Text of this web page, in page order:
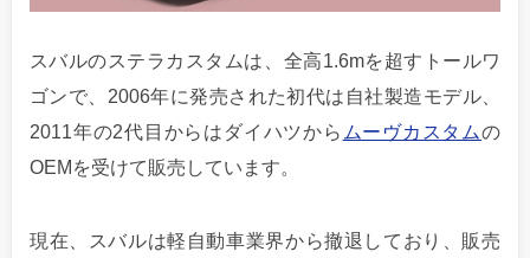
スバルのステラカスタムは、全高1.6mを超すトールワ
ゴンで、2006年に発売された初代は自社製造モデル、
2011年の2代目からはダイハツから ムーヴカスタムの
OEMを受けて販売しています。
現在、スバルは軽自動車業界から撤退しており、販売